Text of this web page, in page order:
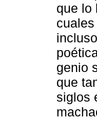
que lo
genio
que
siglos